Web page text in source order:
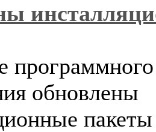
программного
обновлены
пакеты